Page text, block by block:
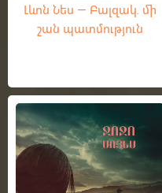
Լևոն Նես — Բալզակ. մի
շան պատմություն